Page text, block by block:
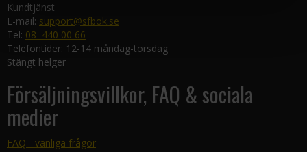
Kundtjänst
E-mail: support@sfbok.se
Tel: 08–440 00 66
Telefontider: 12-14 måndag-torsdag
Stängt helger
Försäljningsvillkor, FAQ & sociala
medier
FAQ - vanliga frågor